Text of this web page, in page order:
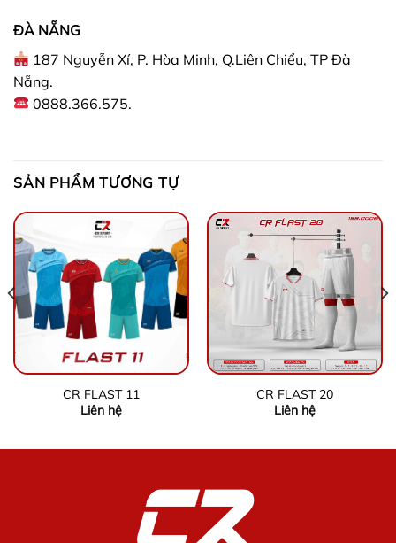
ĐÀ NẴNG
187 Nguyễn Xí, P. Hòa Minh, Q.Liên Chiểu, TP Đà
Nẵng.
0888.366.575.
SẢN PHẨM TƯƠNG TỰ
CR FLAST 11
Liên hệ
CR FLAST 20
Liên hệ